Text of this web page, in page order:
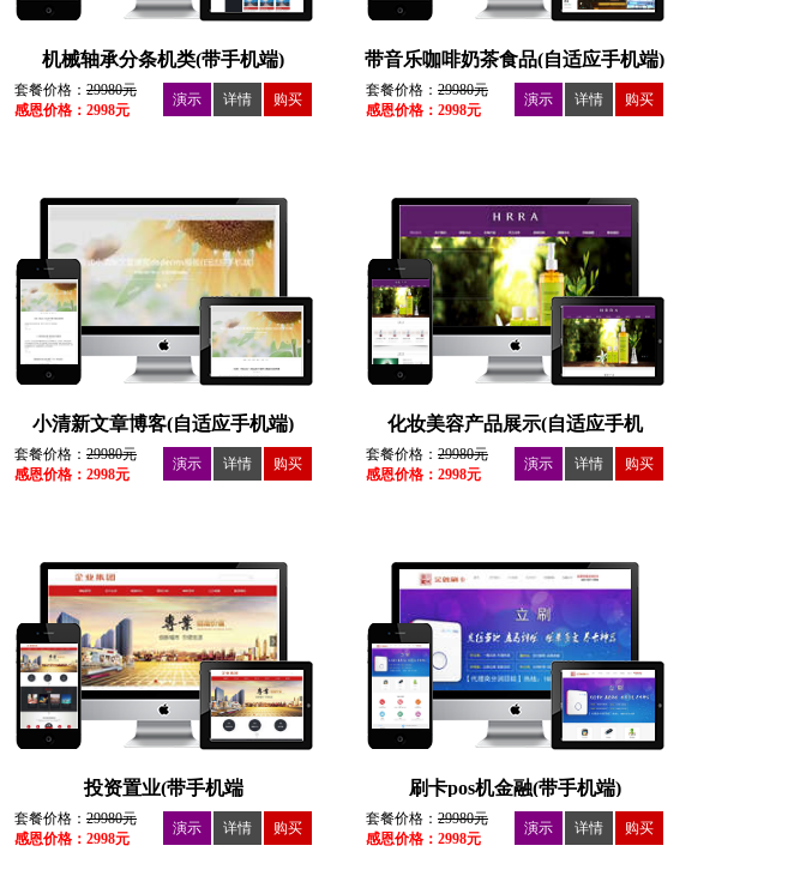
机械轴承分条机类(带手机端)
套餐价格： 29980元
感恩价格：2998元
演示 详情 购买
带音乐咖啡奶茶食品(自适应手机端)
套餐价格： 29980元
感恩价格：2998元
演示 详情 购买
小清新文章博客(自适应手机端)
套餐价格： 29980元
感恩价格：2998元
演示 详情 购买
化妆美容产品展示(自适应手机
套餐价格： 29980元
感恩价格：2998元
演示 详情 购买
投资置业(带手机端
套餐价格： 29980元
感恩价格：2998元
演示 详情 购买
刷卡pos机金融(带手机端)
套餐价格： 29980元
感恩价格：2998元
演示 详情 购买